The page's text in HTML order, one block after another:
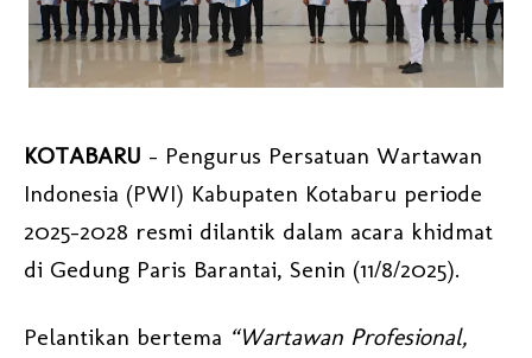
KOTABARU – Pengurus Persatuan Wartawan
Indonesia (PWI) Kabupaten Kotabaru periode
2025–2028 resmi dilantik dalam acara khidmat
di Gedung Paris Barantai, Senin (11/8/2025).
Pelantikan bertema “Wartawan Profesional,